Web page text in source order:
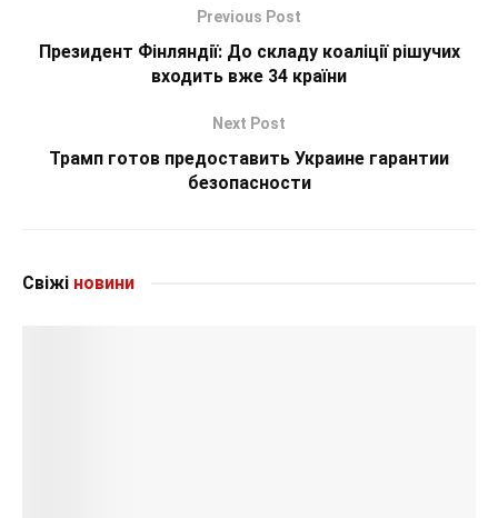
Previous Post
Президент Фінляндії: До складу коаліції рішучих
входить вже 34 країни
Next Post
Трамп готов предоставить Украине гарантии
безопасности
Свіжі новини